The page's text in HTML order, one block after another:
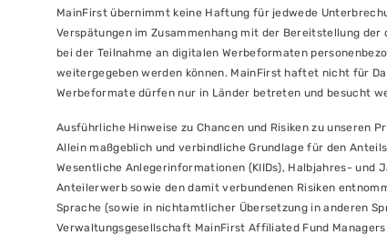
MainFirst übernimmt keine Haftung für jedwede
Verspätungen im Zusammenhang mit der Bereitstellung
bei der Teilnahme an digitalen Werbeformaten
weitergegeben werden können. MainFirst haftet nicht für
Werbeformate dürfen nur in Länder betreten und besucht
Ausführliche Hinweise zu Chancen und Risiken zu unseren
Allein maßgeblich und verbindliche Grundlage für den
Wesentliche Anlegerinformationen (KIIDs), Halbjahres-
Anteilerwerb sowie den damit verbundenen Risiken
Sprache (sowie in nichtamtlicher Übersetzung in anderen
Verwaltungsgesellschaft MainFirst Affiliated Fund